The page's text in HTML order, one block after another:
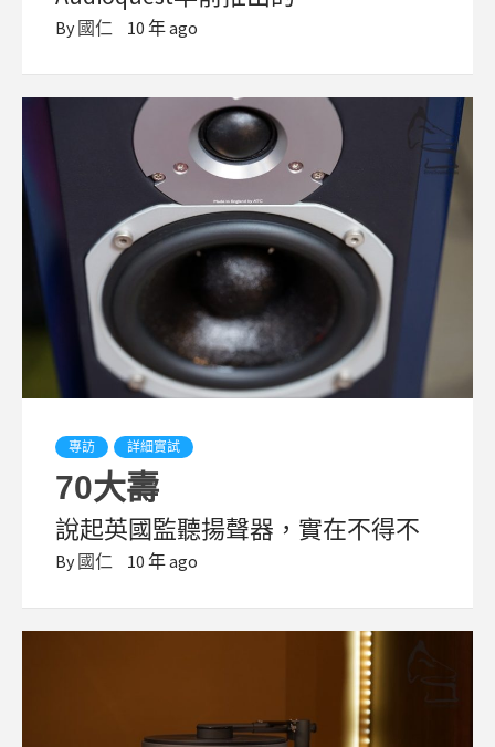
By 國仁 10 年 ago
專訪 詳細實試
70大壽
說起英國監聽揚聲器，實在不得不
By 國仁 10 年 ago